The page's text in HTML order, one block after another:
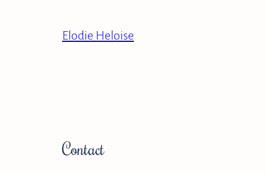
Elodie Heloise
Contact